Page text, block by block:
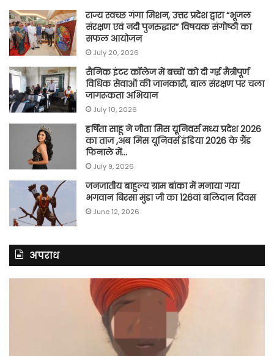
राज्य स्वच्छ गंगा मिशन, उत्तर प्रदेश द्वारा “भूजल
संरक्षण एवं नदी पुनरुद्धार” विषयक संगोष्ठी का
सफल आयोजन
July 20, 2026
सैनिक इंटर कॉलेज में बच्चों को दी गई मैत्रीपूर्ण
विधिक सेवाओं की जानकारी, बाल संरक्षण पर चला
जागरूकता अभियान
July 10, 2026
हर्षिता साहू ने जीता मिस यूनिवर्स मध्य प्रदेश 2026
का ताज ,अब मिस यूनिवर्स इंडिया 2026 के ग्रैंड
फिनाले में…
July 9, 2026
जनजातीय बाहुल्य ग्राम बांका में मनाया गया
भगवान बिरसा मुंडा जी का 126वां बलिदान दिवस
June 12, 2026
अपराध